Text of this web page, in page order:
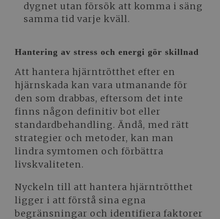
dygnet utan försök att komma i säng
samma tid varje kväll.
Hantering av stress och energi gör skillnad
Att hantera hjärntrötthet efter en
hjärnskada kan vara utmanande för
den som drabbas, eftersom det inte
finns någon definitiv bot eller
standardbehandling. Ändå, med rätt
strategier och metoder, kan man
lindra symtomen och förbättra
livskvaliteten.
Nyckeln till att hantera hjärntrötthet
ligger i att förstå sina egna
begränsningar och identifiera faktorer